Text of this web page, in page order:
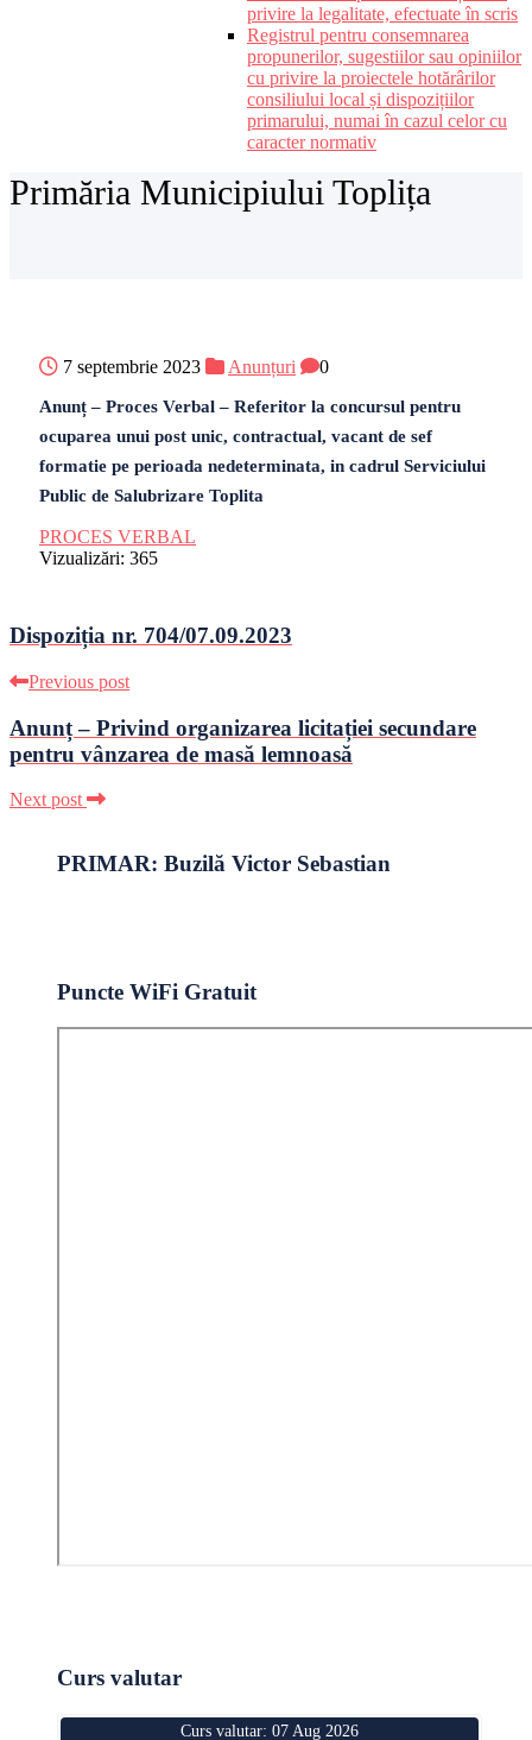
privire la legalitate, efectuate în scris
Registrul pentru consemnarea
propunerilor, sugestiilor sau opiniilor
cu privire la proiectele hotărârilor
consiliului local și dispozițiilor
primarului, numai în cazul celor cu
caracter normativ
Primăria Municipiului Toplița
7 septembrie 2023 Anunțuri 0
Anunț – Proces Verbal – Referitor la concursul pentru
ocuparea unui post unic, contractual, vacant de sef
formatie pe perioada nedeterminata, in cadrul Serviciului
Public de Salubrizare Toplita
PROCES VERBAL
Vizualizări: 365
Dispoziția nr. 704/07.09.2023
Previous post
Anunț – Privind organizarea licitației secundare
pentru vânzarea de masă lemnoasă
Next post
PRIMAR: Buzilă Victor Sebastian
Puncte WiFi Gratuit
Curs valutar
Curs valutar: 07 Aug 2026